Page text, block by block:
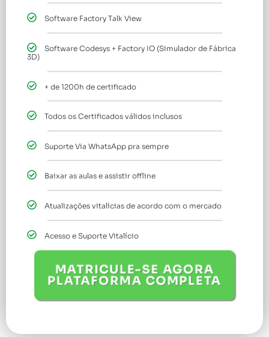
Software Factory Talk View
Software Codesys + Factory IO (Simulador de Fábrica
3D)
+ de 1200h de certificado
Todos os Certificados válidos inclusos
Suporte Via WhatsApp pra sempre
Baixar as aulas e assistir offline
Atualizações vitalícias de acordo com o mercado
Acesso e Suporte Vitalício
MATRICULE-SE AGORA
PLATAFORMA COMPLETA